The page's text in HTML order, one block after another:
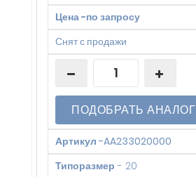
Цена-по запросу
Снят с продажи
ПОДОБРАТЬ АНАЛОГ
Артикул -AA233020000
Типоразмер - 20